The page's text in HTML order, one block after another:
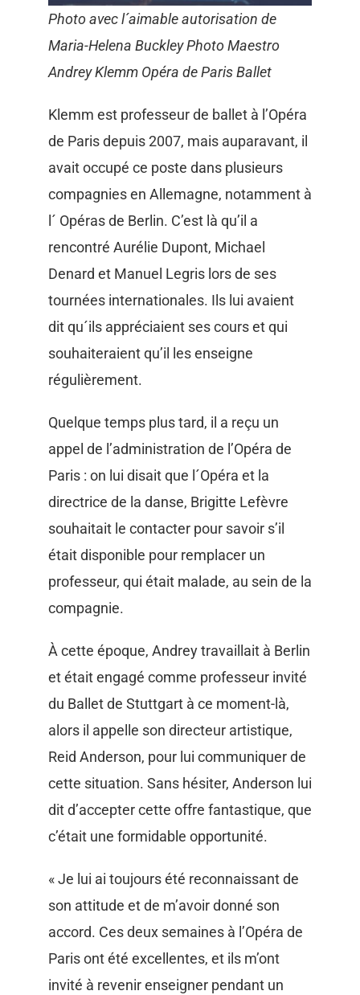
Photo avec l´aimable autorisation de
Maria-Helena Buckley Photo Maestro
Andrey Klemm Opéra de Paris Ballet
Klemm est professeur de ballet à l’Opéra
de Paris depuis 2007, mais auparavant, il
avait occupé ce poste dans plusieurs
compagnies en Allemagne, notamment à
l´ Opéras de Berlin. C’est là qu’il a
rencontré Aurélie Dupont, Michael
Denard et Manuel Legris lors de ses
tournées internationales. Ils lui avaient
dit qu´ils appréciaient ses cours et qui
souhaiteraient qu’il les enseigne
régulièrement.
Quelque temps plus tard, il a reçu un
appel de l’administration de l’Opéra de
Paris : on lui disait que l´Opéra et la
directrice de la danse, Brigitte Lefèvre
souhaitait le contacter pour savoir s’il
était disponible pour remplacer un
professeur, qui était malade, au sein de la
compagnie.
À cette époque, Andrey travaillait à Berlin
et était engagé comme professeur invité
du Ballet de Stuttgart à ce moment-là,
alors il appelle son directeur artistique,
Reid Anderson, pour lui communiquer de
cette situation. Sans hésiter, Anderson lui
dit d’accepter cette offre fantastique, que
c’était une formidable opportunité.
« Je lui ai toujours été reconnaissant de
son attitude et de m’avoir donné son
accord. Ces deux semaines à l’Opéra de
Paris ont été excellentes, et ils m’ont
invité à revenir enseigner pendant un